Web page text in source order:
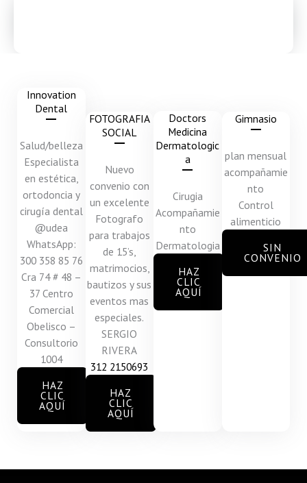
Innovation
Dental
Salud/belleza
Especialista
en estética,
ortodoncia y
cirugía dental
@udea
WhatsApp:
300 358 85 76
Cra 74 # 48 –
37 Centro
Comercial
Obelisco –
Consultorio
1004
HAZ
CLIC
AQUÍ
FOTOGRAFIA
SOCIAL
Nuevo
convenio con
un excelente
Fotografo
para trabajos
de 15’s,
matrimocios,
bautizos y sus
eventos mas
especiales.
SERGIO
RIVERA
312 2150693
HAZ
CLIC
AQUÍ
Doctors
Medicina
Dermatologic
a
Cirugia
Acompañamie
nto
Dermatologia
HAZ
CLIC
AQUÍ
Gimnasio
plan mensual
acompañamie
nto
Control
alimenticio
SIN
CONVENIO